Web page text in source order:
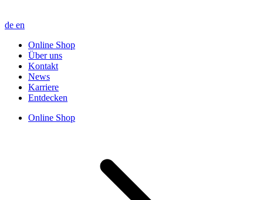
de en
Online Shop
Über uns
Kontakt
News
Karriere
Entdecken
Online Shop